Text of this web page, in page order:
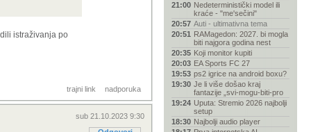
istraživanja po
trajni link nadporuka
sub 21.10.2023 9:30
21:00 Nedeterministički model ili
kraće - "me'sečini"
20:57 Auti - ultimativna tema
20:51 RAMagedon: 2027. bi mogla
biti najgora godina nest
20:35 Koji monitor kupiti
20:03 EA Sports FC 27
19:53 ps2 igrice na android boxu?
19:30 Je li više došao kraj
fantazije „svi-mogu-biti-pro
19:24 Uputa: Stremio 2026 najbolji
setup
18:30 Najbolji audio player